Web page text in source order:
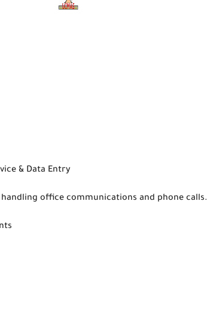
& Data Entry
office communications and phone calls.